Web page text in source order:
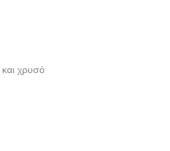
χρυσό